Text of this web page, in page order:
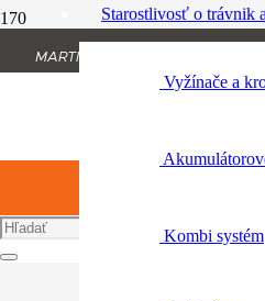
MARTINA RÁZUSA 1134/13, 010
Starostlivosť o trávnik
Vyžínače a
Kombi systém
Úvod
Produkt Variant
meter
Katalógové číslo: 0464 152 0020